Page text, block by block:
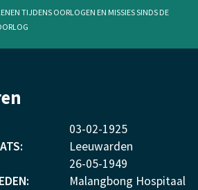
tijdens oorlogen en missies sinds de
03-02-1925
Leeuwarden
26-05-1949
Malangbong Hospitaal